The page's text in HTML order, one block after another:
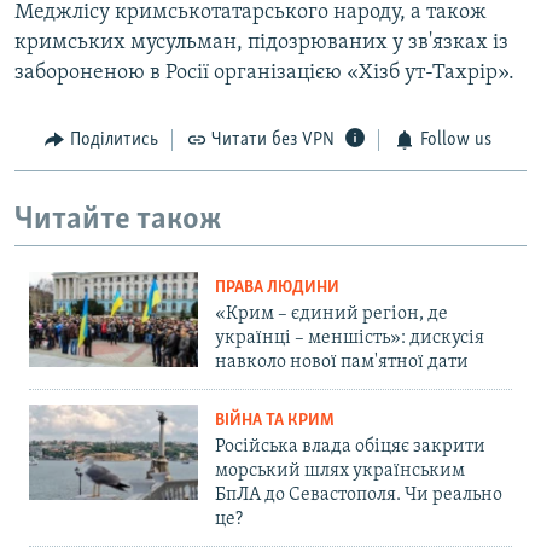
Меджлісу кримськотатарського народу, а також
кримських мусульман, підозрюваних у зв'язках із
забороненою в Росії організацією «Хізб ут-Тахрір».
Поділитись Читати без VPN Follow us
Читайте також
ПРАВА ЛЮДИНИ
«Крим – єдиний регіон, де
українці – меншість»: дискусія
навколо нової пам'ятної дати
ВІЙНА ТА КРИМ
Російська влада обіцяє закрити
морський шлях українським
БпЛА до Севастополя. Чи реально
це?